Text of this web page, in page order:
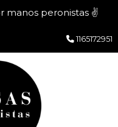
manos peronistas ✌️
1165172951